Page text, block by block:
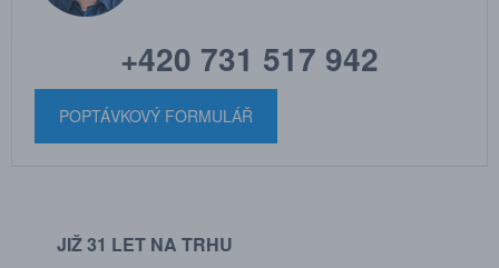
+420 731 517 942
POPTÁVKOVÝ FORMULÁŘ
JIŽ 31 LET NA TRHU